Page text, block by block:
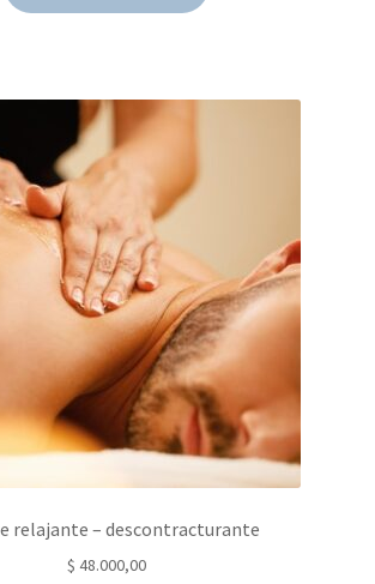
relajante – descontracturante
$ 48.000,00